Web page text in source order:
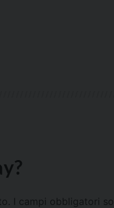
I campi obbligatori